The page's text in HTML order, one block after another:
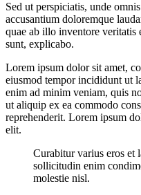
Sed ut perspiciatis, unde
accusantium doloremque
quae ab illo inventore veritatis
sunt, explicabo.
Lorem ipsum dolor sit amet,
eiusmod tempor incididunt ut
enim ad minim veniam, quis
ut aliquip ex ea commodo
reprehenderit. Lorem ipsum
elit.
Curabitur varius eros et
sollicitudin enim
molestie nisl.